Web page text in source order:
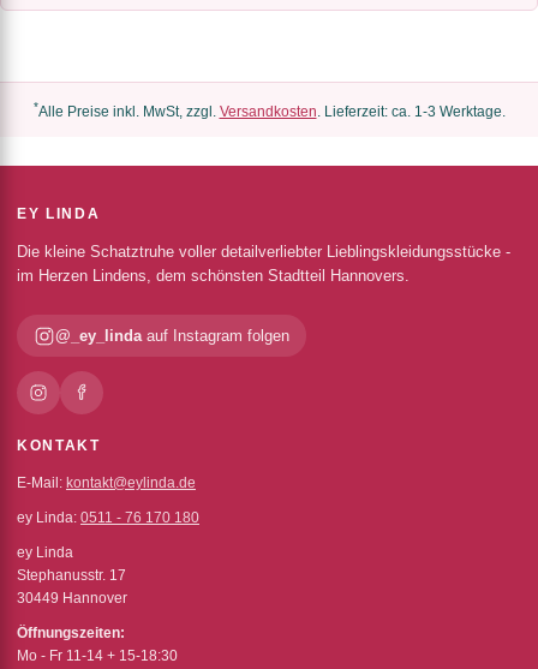
*Alle Preise inkl. MwSt, zzgl. Versandkosten. Lieferzeit: ca. 1-3 Werktage.
EY LINDA
Die kleine Schatztruhe voller detailverliebter Lieblingskleidungsstücke -
im Herzen Lindens, dem schönsten Stadtteil Hannovers.
@_ey_lindaauf Instagram folgen
KONTAKT
E-Mail: kontakt@eylinda.de
ey Linda: 0511 - 76 170 180
ey Linda
Stephanusstr. 17
30449 Hannover
Öffnungszeiten:
Mo - Fr 11-14 + 15-18:30